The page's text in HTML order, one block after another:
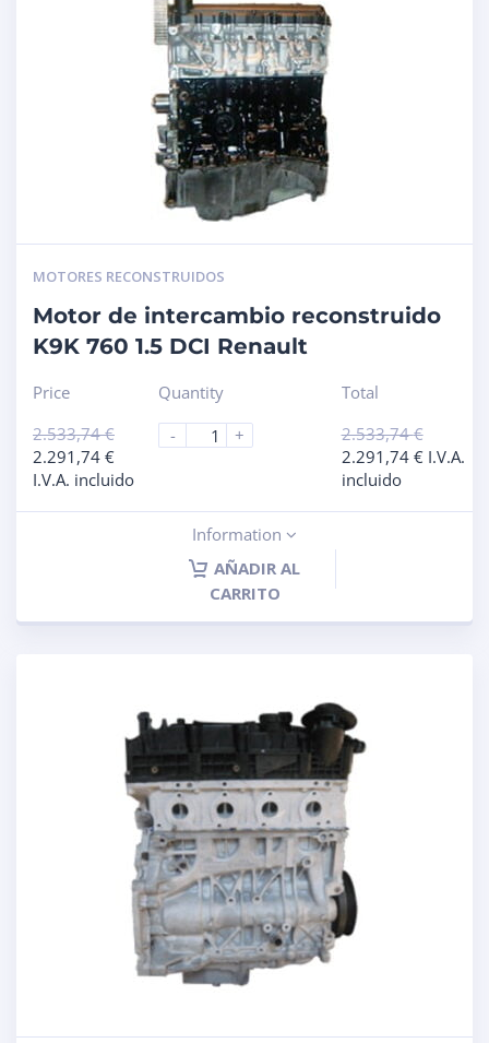
MOTORES RECONSTRUIDOS
Motor de intercambio reconstruido
K9K 760 1.5 DCI Renault
Price
2.533,74€
2.291,74 €
I.V.A. incluido
Quantity
-
+
Total
2.533,74€
2.291,74 € I.V.A.
incluido
Information
AÑADIR AL
CARRITO